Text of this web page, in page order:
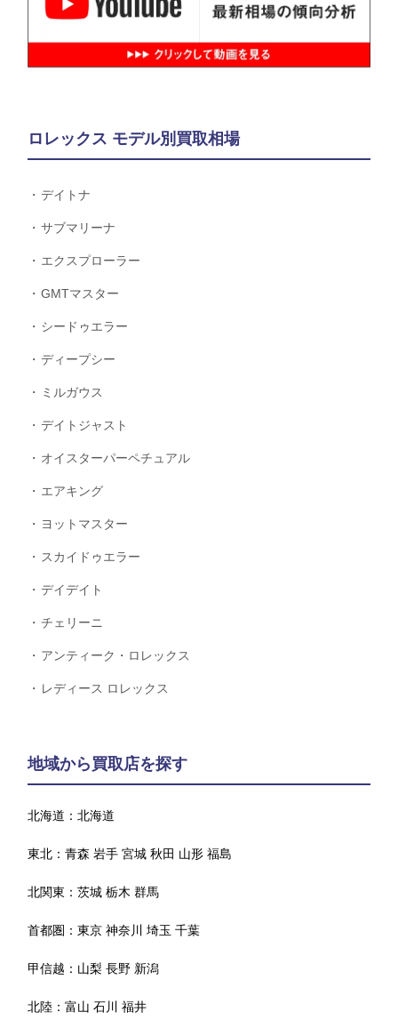
ロレックス モデル別買取相場
デイトナ
サブマリーナ
エクスプローラー
GMTマスター
シードゥエラー
ディープシー
ミルガウス
デイトジャスト
オイスターパーペチュアル
エアキング
ヨットマスター
スカイドゥエラー
デイデイト
チェリーニ
アンティーク・ロレックス
レディース ロレックス
地域から買取店を探す
北海道：北海道
東北：青森 岩手 宮城 秋田 山形 福島
北関東：茨城 栃木 群馬
首都圏：東京 神奈川 埼玉 千葉
甲信越： 山梨 長野 新潟
北陸：富山 石川 福井